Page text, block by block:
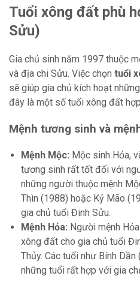
Tuổi xông đất phù
Sửu)
Gia chủ sinh năm 1997 thuộc
và địa chi Sửu. Việc chọn tuổi
sẽ giúp gia chủ kích hoạt
đây là một số tuổi xông đất
Mệnh tương sinh và
Mệnh Mộc: Mộc sinh Hỏa,
tương sinh rất tốt đối với
những người thuộc mệnh
Thìn (1988) hoặc Kỷ Mão
gia chủ tuổi Đinh Sửu.
Mệnh Hỏa: Người mệnh
xông đất cho gia chủ tuổi
Thủy. Các tuổi như Bính
những tuổi rất hợp với gia